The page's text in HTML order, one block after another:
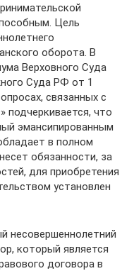
Цель
оборота. В
Верховного Суда
Суда РФ от 1
связанных с
подчеркивается, что
эмансипированным
в полном
обязанности, за
для приобретения
установлен
несовершеннолетний
который является
договора в